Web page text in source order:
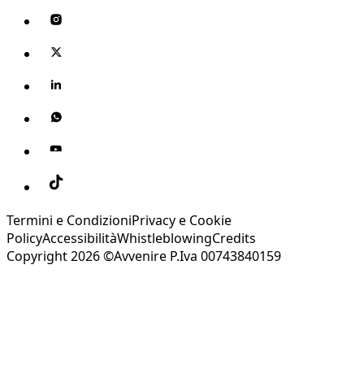
Termini e CondizioniPrivacy e Cookie
PolicyAccessibilitàWhistleblowingCredits
Copyright 2026 ©Avvenire P.Iva 00743840159